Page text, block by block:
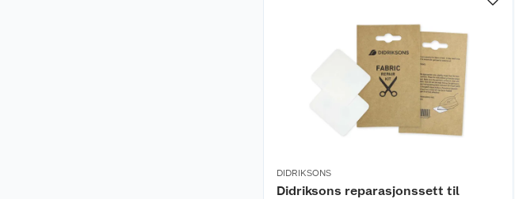
DIDRIKSONS
Didriksons reparasjonssett til